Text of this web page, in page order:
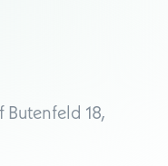
Butenfeld 18,